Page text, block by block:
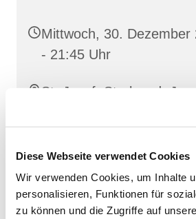
Diese Webseite verwendet Cookies
Wir verwenden Cookies, um Inhalte
personalisieren, Funktionen für
zu können und die Zugriffe auf
Mittwoch, 30. Dezember
- 21:45 Uhr
St. Josef, Stralsund,